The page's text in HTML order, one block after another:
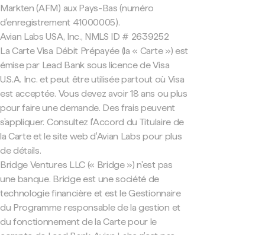
Markten (AFM) aux Pays-Bas (numéro
d'enregistrement 41000005).
Avian Labs USA, Inc., NMLS ID # 2639252
La Carte Visa Débit Prépayée (la « Carte ») est
émise par Lead Bank sous licence de Visa
U.S.A. Inc. et peut être utilisée partout où Visa
est acceptée. Vous devez avoir 18 ans ou plus
pour faire une demande. Des frais peuvent
s'appliquer. Consultez l'Accord du Titulaire de
la Carte et le site web d'Avian Labs pour plus
de détails.
Bridge Ventures LLC (« Bridge ») n'est pas
une banque. Bridge est une société de
technologie financière et est le Gestionnaire
du Programme responsable de la gestion et
du fonctionnement de la Carte pour le